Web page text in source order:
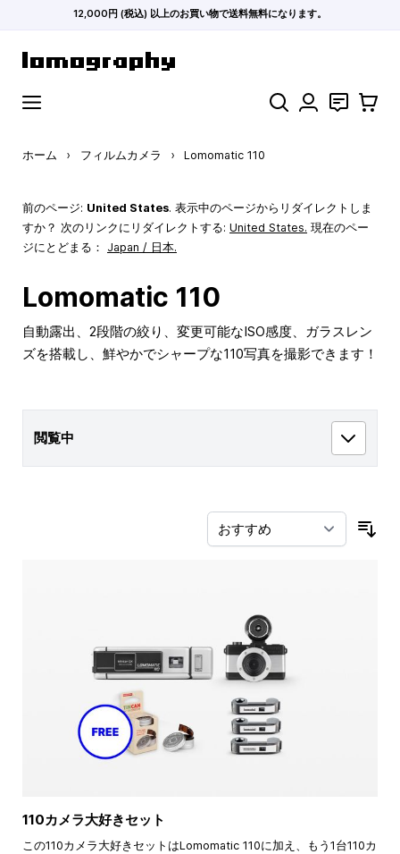
12,000円 (税込) 以上のお買い物で送料無料になります。
検索 お問い合わ
カート
ホーム › フィルムカメラ › Lomomatic 110
前のページ: United States. 表示中のページからリダイレクトしま
すか？ 次のリンクにリダイレクトする: United States. 現在のペー
ジにとどまる： Japan / 日本.
Lomomatic 110
自動露出、2段階の絞り、変更可能なISO感度、ガラスレン
ズを搭載し、鮮やかでシャープな110写真を撮影できます！
閲覧中
110カメラ大好きセット
この110カメラ大好きセットはLomomatic 110に加え、もう1台110カ